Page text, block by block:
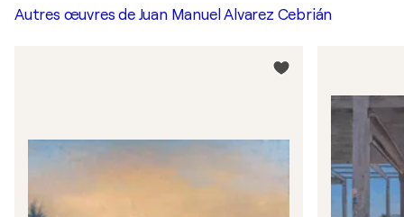
Autres œuvres de Juan Manuel Alvarez Cebrián